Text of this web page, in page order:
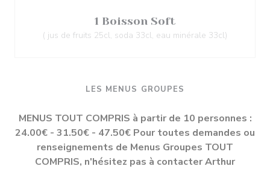
1 Boisson Soft
( jus de fruits 25cl, soda 33cl, eau minérale 33cl)
LES MENUS GROUPES
MENUS TOUT COMPRIS à partir de 10 personnes :
24.00€ - 31.50€ - 47.50€ Pour toutes demandes ou
renseignements de Menus Groupes TOUT
COMPRIS, n'hésitez pas à contacter Arthur